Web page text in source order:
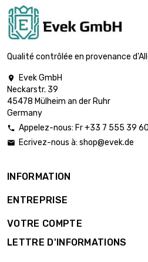
inch)
diamètre :
0.25mm (0.0098
3
longueur : 500
diamètre : 0.3mm
(0.0118 inch)
2
diamètre : 0.5mm
longueur : 2.5 Meter
(≈1/16 inch)
Qualité contrôlée en provenance

Evek GmbH
Neckarstr. 39
45478 Mülheim an der Ruhr
Germany
 Appelez-nous: Fr +33 7 555 39
 Ecrivez-nous à: shop@evek.de
INFORMATION
ENTREPRISE
VOTRE COMPTE
LETTRE D'INFORMATIONS